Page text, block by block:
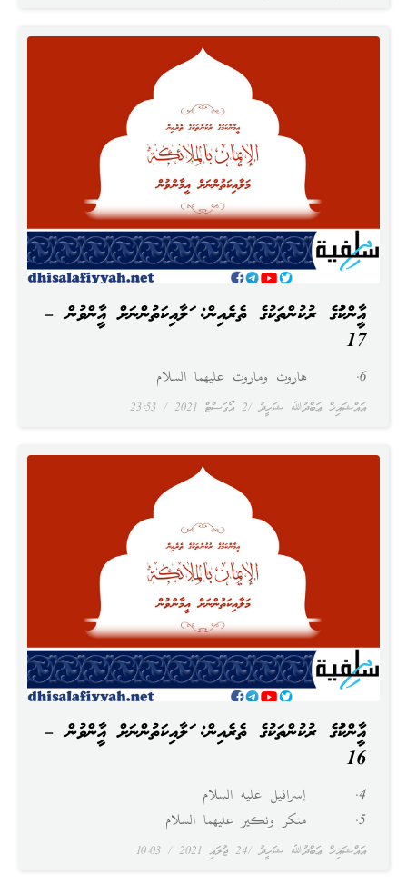
އީމާންކަމުގެ ރުކުންތަކުގެ ތެރެއިން: މަލާއިކަތުންނަށް އީމާންވުން –
17
އައްޝައިޚް ޢަބްދުﷲ ޝަހީދު 2 އޯގަސްޓް 2021
6. هاروت وماروت عليهما السلام
އީމާންކަމުގެ ރުކުންތަކުގެ ތެރެއިން: މަލާއިކަތުންނަށް އީމާންވުން –
16
އައްޝައިޚް ޢަބްދުﷲ ޝަހީދު 24 ޖުލައި 2021
4. إسرافيل عليه السلام
5. منكر ونكير عليهما السلام